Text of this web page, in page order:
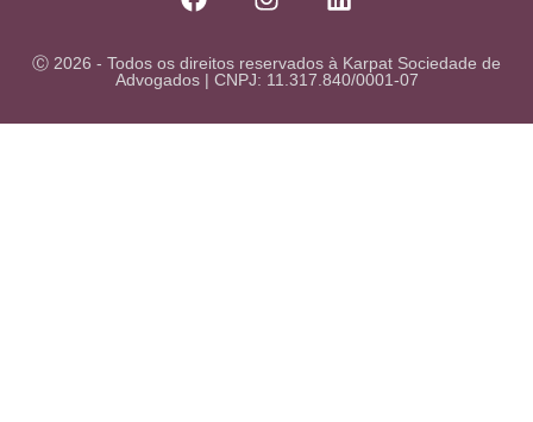
Ⓒ 2026 - Todos os direitos reservados à Karpat Sociedade de
Advogados | CNPJ: 11.317.840/0001-07